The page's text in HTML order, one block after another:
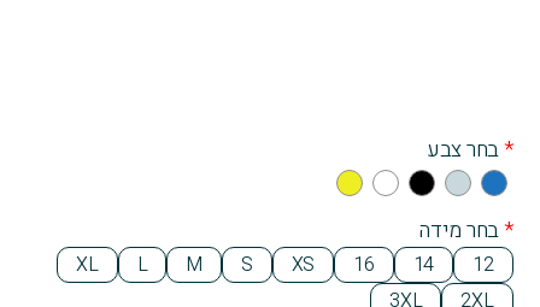
*בחר צבע
Blu
e
Gra
Bla
Whi
Yell
*בחר מידה
12
14
16
XS
S
M
L
XL